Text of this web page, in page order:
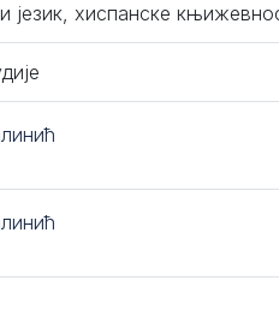
језик, хиспанске